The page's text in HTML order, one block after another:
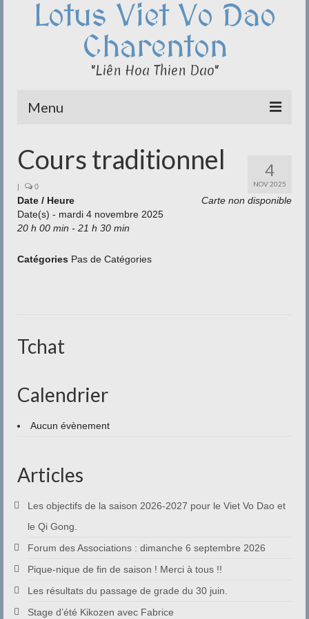
Lotus Viet Vo Dao
Charenton
"Liên Hoa Thien Dao"
Menu
Qi Cong – Taï Chi
Disciplines
Méditation
Documentation
4
NOV 2025
Cours traditionnel
| 0
Carte non disponible
Date / Heure
Date(s) - mardi 4 novembre 2025
20 h 00 min - 21 h 30 min
Catégories Pas de Catégories
Tchat
Calendrier
Aucun évènement
Articles
Les objectifs de la saison 2026-2027 pour le Viet Vo Dao et
le Qi Gong.
Forum des Associations : dimanche 6 septembre 2026
Pique-nique de fin de saison ! Merci à tous !!
Les résultats du passage de grade du 30 juin.
Stage d’été Kikozen avec Fabrice